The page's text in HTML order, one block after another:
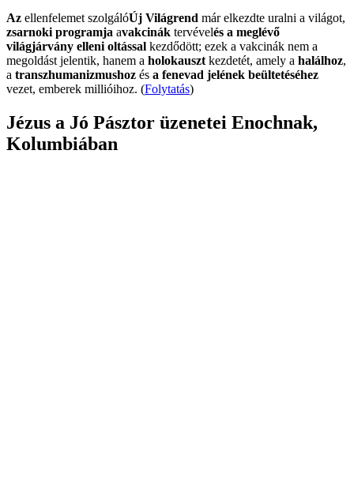
Az ellenfelemet szolgálóÚj Világrend már elkezdte uralni a világot,
zsarnoki programja avakcinák tervévelés a meglévő
világjárvány elleni oltással kezdődött; ezek a vakcinák nem a
megoldást jelentik, hanem a holokauszt kezdetét, amely a halálhoz,
a transzhumanizmushoz és a fenevad jelének beültetéséhez
vezet, emberek millióihoz. (Folytatás)
Jézus a Jó Pásztor üzenetei Enochnak,
Kolumbiában